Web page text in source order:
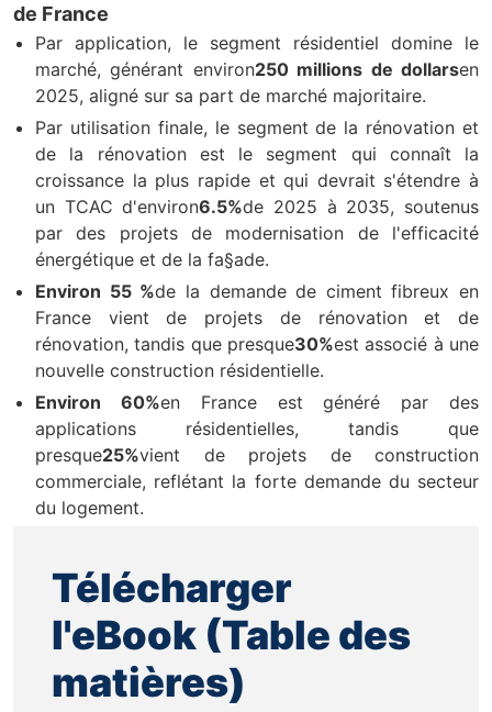
de France
Par application, le segment résidentiel domine le
marché, générant environ250 millions de dollarsen
2025, aligné sur sa part de marché majoritaire.
Par utilisation finale, le segment de la rénovation et
de la rénovation est le segment qui connaît la
croissance la plus rapide et qui devrait s'étendre à
un TCAC d'environ6.5%de 2025 à 2035, soutenus
par des projets de modernisation de l'efficacité
énergétique et de la fa§ade.
Environ 55 %de la demande de ciment fibreux en
France vient de projets de rénovation et de
rénovation, tandis que presque30%est associé à une
nouvelle construction résidentielle.
Environ 60%en France est généré par des
applications résidentielles, tandis que
presque25%vient de projets de construction
commerciale, reflétant la forte demande du secteur
du logement.
Télécharger
l'eBook (Table des
matières)